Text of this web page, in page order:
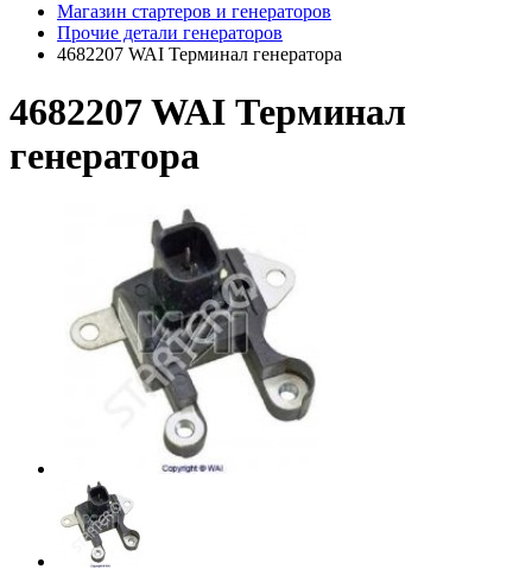
Магазин стартеров и генераторов
Прочие детали генераторов
4682207 WAI Терминал генератора
4682207 WAI Терминал
генератора